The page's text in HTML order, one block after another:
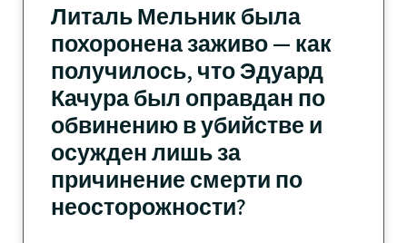
Литаль Мельник была
похоронена заживо — как
получилось, что Эдуард
Качура был оправдан по
обвинению в убийстве и
осужден лишь за
причинение смерти по
неосторожности?